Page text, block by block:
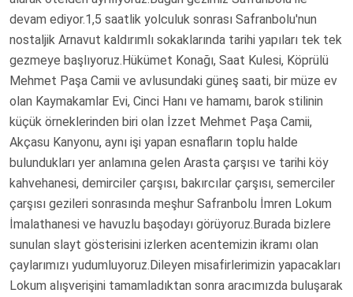
devam ediyor.1,5 saatlik yolculuk sonrası Safranbolu'nun
nostaljik Arnavut kaldırımlı sokaklarında tarihi yapıları tek tek
gezmeye başlıyoruz.Hükümet Konağı, Saat Kulesi, Köprülü
Mehmet Paşa Camii ve avlusundaki güneş saati, bir müze ev
olan Kaymakamlar Evi, Cinci Hanı ve hamamı, barok stilinin
küçük örneklerinden biri olan İzzet Mehmet Paşa Camii,
Akçasu Kanyonu, aynı işi yapan esnafların toplu halde
bulundukları yer anlamına gelen Arasta çarşısı ve tarihi köy
kahvehanesi, demirciler çarşısı, bakırcılar çarşısı, semerciler
çarşısı gezileri sonrasında meşhur Safranbolu İmren Lokum
İmalathanesi ve havuzlu başodayı görüyoruz.Burada bizlere
sunulan slayt gösterisini izlerken acentemizin ikramı olan
çaylarımızı yudumluyoruz.Dileyen misafirlerimizin yapacakları
Lokum alışverişini tamamladıktan sonra aracımızda buluşarak